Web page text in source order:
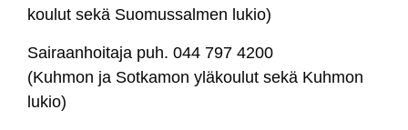
kou­lut se­kä Suo­mus­sal­men lu­kio)
Sai­raan­hoi­ta­ja puh. 044 797 4200
(Kuh­mon ja Sot­ka­mon ylä­kou­lut se­kä Kuh­mon
lu­kio)